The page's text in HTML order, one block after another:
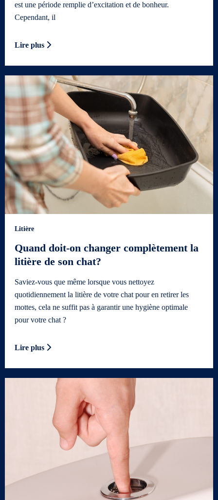
est une période remplie d’excitation et de bonheur.
Cependant, il
Lire plus
Litière
Quand doit-on changer complètement la
litière de son chat?
Saviez-vous que même lorsque vous nettoyez
quotidiennement la litière de votre chat pour en retirer les
mottes, cela ne suffit pas à garantir une hygiène optimale
pour votre chat ?
Lire plus